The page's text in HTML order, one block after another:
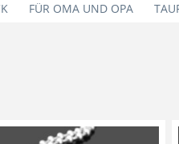
FÜR OMA UND OPA